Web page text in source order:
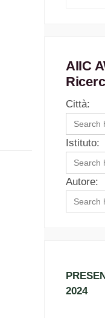
AIIC
Città:
Search
for:
Istituto:
Search
for:
Autore:
Search
for:
2024